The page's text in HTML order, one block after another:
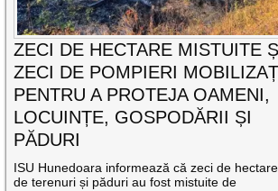
ZECI DE HECTARE MISTUITE
ZECI DE POMPIERI
PENTRU A PROTEJA OAMENI,
LOCUINȚE, GOSPODĂRII ȘI
PĂDURI
ISU Hunedoara informează că zeci de hectare
de terenuri și păduri au fost mistuite de